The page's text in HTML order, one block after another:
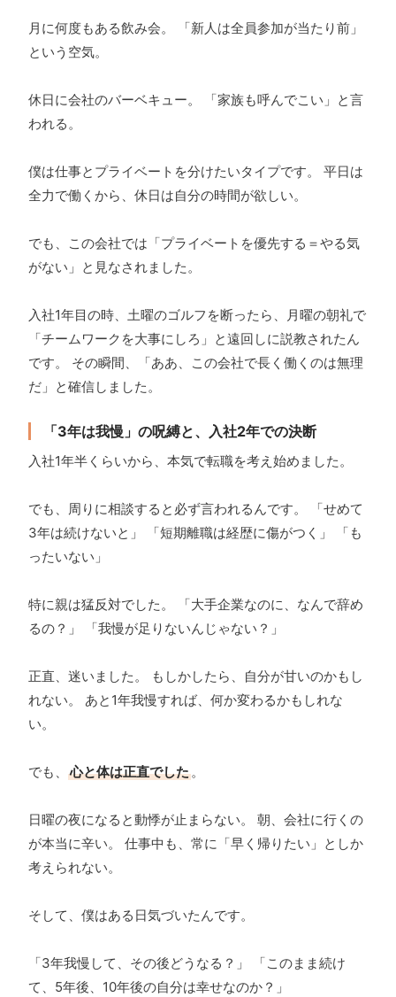
月に何度もある飲み会。 「新人は全員参加が当たり前」
という空気。
休日に会社のバーベキュー。 「家族も呼んでこい」と言
われる。
僕は仕事とプライベートを分けたいタイプです。 平日は
全力で働くから、休日は自分の時間が欲しい。
でも、この会社では「プライベートを優先する＝やる気
がない」と見なされました。
入社1年目の時、土曜のゴルフを断ったら、月曜の朝礼で
「チームワークを大事にしろ」と遠回しに説教されたん
です。 その瞬間、「ああ、この会社で長く働くのは無理
だ」と確信しました。
「3年は我慢」の呪縛と、入社2年での決断
入社1年半くらいから、本気で転職を考え始めました。
でも、周りに相談すると必ず言われるんです。 「せめて
3年は続けないと」 「短期離職は経歴に傷がつく」 「も
ったいない」
特に親は猛反対でした。 「大手企業なのに、なんで辞め
るの？」 「我慢が足りないんじゃない？」
正直、迷いました。 もしかしたら、自分が甘いのかもし
れない。 あと1年我慢すれば、何か変わるかもしれな
い。
でも、 心と体は正直でした。
日曜の夜になると動悸が止まらない。 朝、会社に行くの
が本当に辛い。 仕事中も、常に「早く帰りたい」としか
考えられない。
そして、僕はある日気づいたんです。
「3年我慢して、その後どうなる？」 「このまま続け
て、5年後、10年後の自分は幸せなのか？」